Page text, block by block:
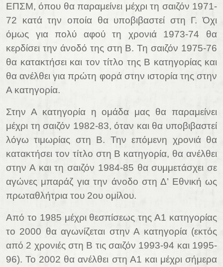
ΕΠΣΜ, όπου θα παραμείνει μέχρι τη σαιζόν 1971-
72 κατά την οποία θα υποβιβαστεί στη Γ. Όχι
όμως για πολύ αφού τη χρονιά 1973-74 θα
κερδίσει την άνοδό της στη Β. Τη σαιζόν 1975-76
θα κατακτήσει και τον τίτλο της Β κατηγορίας και
θα ανέλθει για πρώτη φορά στην ιστορία της στην
Α κατηγορία.
Στην Α κατηγορία η ομάδα μας θα παραμείνει
μέχρι τη σαιζόν 1982-83, όταν και θα υποβιβαστεί
λόγω τιμωρίας στη Β. Την επόμενη χρονιά θα
κατακτήσει τον τίτλο στη Β κατηγορία, θα ανέλθει
στην Α και τη σαιζόν 1984-85 θα συμμετάσχει σε
αγώνες μπαράζ για την άνοδο στη Δ’ Εθνική ως
πρωταθλήτρια του 2ου ομίλου.
Από το 1985 μέχρι θεσπίσεως της Α1 κατηγορίας
το 2000 θα αγωνίζεται στην Α κατηγορία (εκτός
από 2 χρονιές στη Β τις σαιζόν 1993-94 και 1995-
96). Το 2002 θα ανέλθει στη Α1 και μέχρι σήμερα